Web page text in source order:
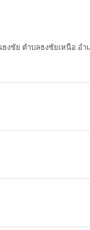
ชัย ตำบลธงชัยเหนือ อำ